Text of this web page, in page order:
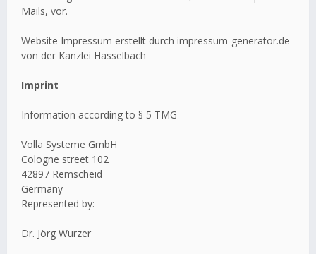
Mails, vor.
Website Impressum erstellt durch impressum-generator.de
von der Kanzlei Hasselbach
Imprint
Information according to § 5 TMG
Volla Systeme GmbH
Cologne street 102
42897 Remscheid
Germany
Represented by:
Dr. Jörg Wurzer